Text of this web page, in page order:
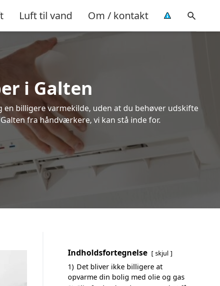
Luft til vand Om / kontakt
i Galten
billigere varmekilde, uden at du behøver udskifte
fra håndværkere, vi kan stå inde for.
Indholdsfortegnelse skjul
1) Det bliver ikke billigere at
opvarme din bolig med olie og gas